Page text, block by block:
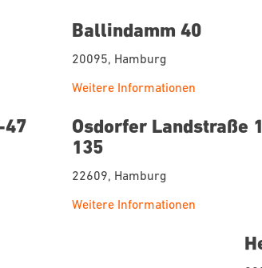
Ballindamm 40
20095, Hamburg
Weitere Informationen
47
Osdorfer Landstraße
135
22609, Hamburg
Weitere Informationen